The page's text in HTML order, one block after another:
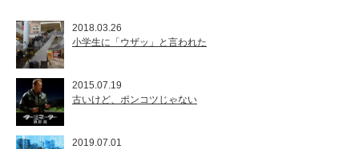
2018.03.26
小学生に「ウザッ」と言われた
2015.07.19
古いけど、ポンコツじゃない
2019.07.01